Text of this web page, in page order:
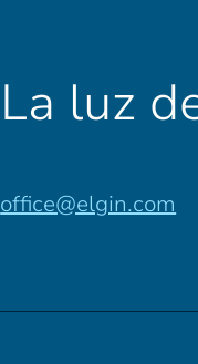
La luz
office@elgin.com